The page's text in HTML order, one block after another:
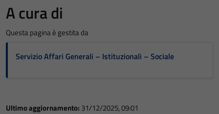
A cura di
Questa pagina è gestita da
Servizio Affari Generali – Istituzionali – Sociale
Ultimo aggiornamento: 31/12/2025, 09:01